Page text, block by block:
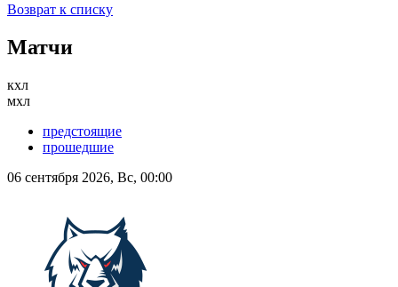
Возврат к списку
Матчи
кхл
мхл
предстоящие
прошедшие
06 сентября 2026, Вс, 00:00